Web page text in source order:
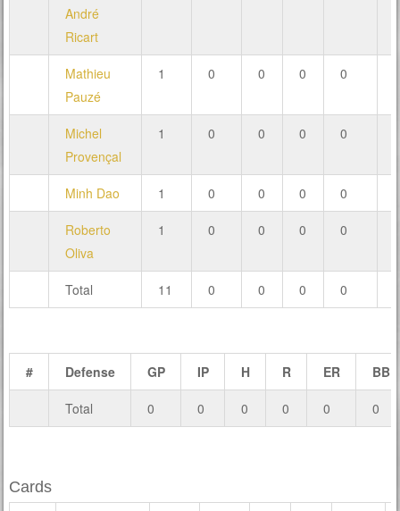
André
Ricart
Mathieu
Pauzé
1 0 0 0 0
Michel
Provençal
1 0 0 0 0
Minh Dao 1 0 0 0 0
Roberto
Oliva
1 0 0 0 0
Total 11 0 0 0 0
# Defense GP IP H R ER BB
Total 0 0 0 0 0 0
Cards